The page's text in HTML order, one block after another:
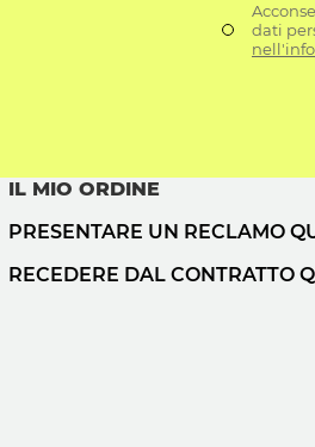
dati
IL MIO ORDINE
PRESENTARE UN RECLAMO
RECEDERE DAL CONTRATTO